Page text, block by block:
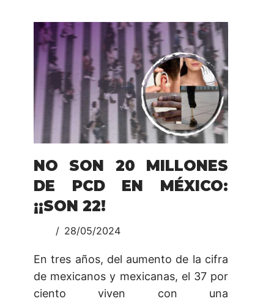
NO SON 20 MILLONES
DE PCD EN MÉXICO:
¡¡SON 22!
28/05/2024
En tres años, del aumento de la cifra
de mexicanos y mexicanas, el 37 por
ciento viven con una